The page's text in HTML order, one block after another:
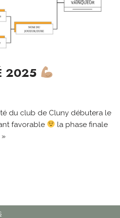
2025
du club de Cluny débutera le
favorable
la phase finale